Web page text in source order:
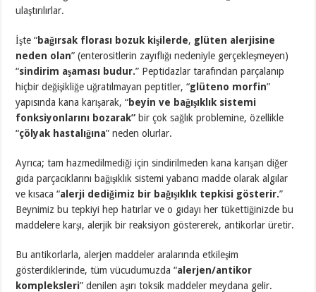
ulaştırılırlar.
İşte “bağırsak florası bozuk kişilerde, glüten alerjisine
neden olan” (enterositlerin zayıflığı nedeniyle gerçekleşmeyen)
“sindirim aşaması budur.” Peptidazlar tarafından parçalanıp
hiçbir değişikliğe uğratılmayan peptitler, “glüteno morfin”
yapısında kana karışarak, “beyin ve bağışıklık sistemi
fonksiyonlarını bozarak” bir çok sağlık problemine, özellikle
“çölyak hastalığına” neden olurlar.
Ayrıca; tam hazmedilmediği için sindirilmeden kana karışan diğer
gıda parçacıklarını bağışıklık sistemi yabancı madde olarak algılar
ve kısaca “alerji dediğimiz bir bağışıklık tepkisi gösterir.”
Beynimiz bu tepkiyi hep hatırlar ve o gıdayı her tükettiğinizde bu
maddelere karşı, alerjik bir reaksiyon göstererek, antikorlar üretir.
Bu antikorlarla, alerjen maddeler aralarında etkileşim
gösterdiklerinde, tüm vücudumuzda “alerjen/antikor
kompleksleri” denilen aşırı toksik maddeler meydana gelir.